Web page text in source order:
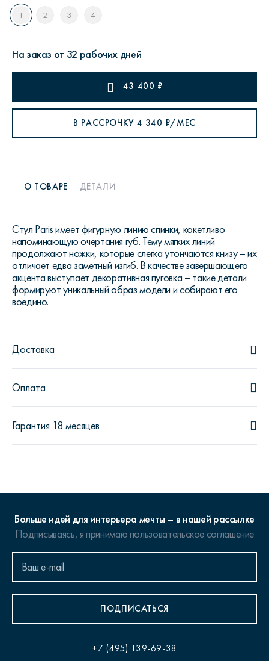
1 2 3 4
На заказ от 32 рабочих дней
43 400 ₽
В РАССРОЧКУ4 340 ₽/МЕС
О ТОВАРЕ ДЕТАЛИ
Стул Paris имеет фигурную линию спинки, кокетливо
напоминающую очертания губ. Тему мягких линий
продолжают ножки, которые слегка утончаются книзу – их
отличает едва заметный изгиб. В качестве завершающего
акцента выступает декоративная пуговка – такие детали
формируют уникальный образ модели и собирают его
воедино.
Доставка
Оплата
Гарантия 18 месяцев
Больше идей для интерьера мечты – в нашей рассылке
Подписываясь, я принимаюпользовательское соглашение
ПОДПИСАТЬСЯ
+7 (495) 139-69-38